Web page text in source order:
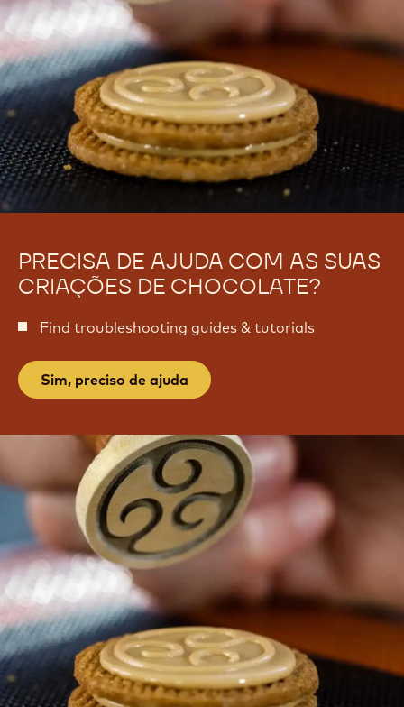
a
s
r
t
a
s
PRECISA DE AJUDA COM AS SUAS
CRIAÇÕES DE CHOCOLATE?
Find troubleshooting guides & tutorials
Sim, preciso de ajuda